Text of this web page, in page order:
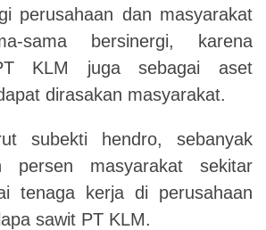
perusahaan dan masyarakat
sama bersinergi, karena
KLM juga sebagai aset
dirasakan masyarakat.
subekti hendro, sebanyak
persen masyarakat sekitar
tenaga kerja di perusahaan
sawit PT KLM.